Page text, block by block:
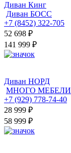
Диван Кинг
Диван БОСС
+7 (8452) 322-705
52 698 ₽
141 999 ₽
Диван НОРД
МНОГО МЕБЕЛИ
+7 (929) 778-74-40
28 999 ₽
58 999 ₽